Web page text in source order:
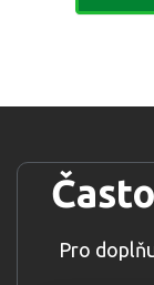
Pro